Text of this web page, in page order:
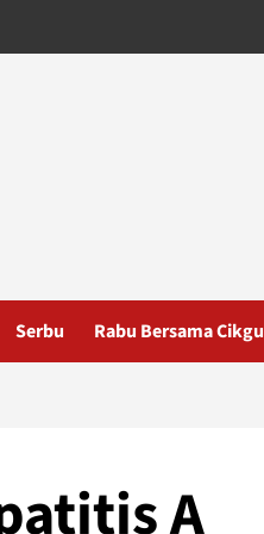
Serbu Rabu Bersama Cikgu
A